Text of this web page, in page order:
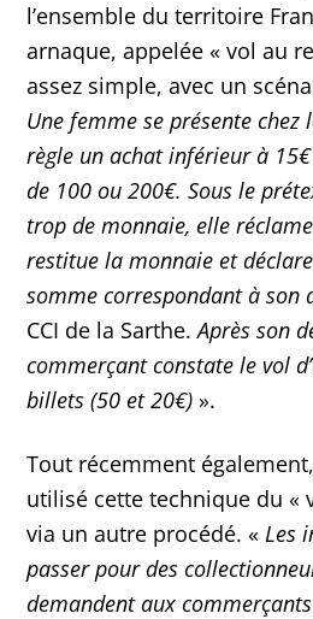
l’ensemble du territoire
arnaque, appelée « vol au
assez simple, avec un
Une femme se présente chez
règle un achat inférieur à 15€
de 100 ou 200€. Sous le
trop de monnaie, elle
restitue la monnaie et
somme correspondant à son
CCI de la Sarthe.Après son
commerçant constate le vol
billets (50 et 20€) ».
Tout récemment
utilisé cette technique du «
via un autre procédé. «Les
passer pour des
demandent aux